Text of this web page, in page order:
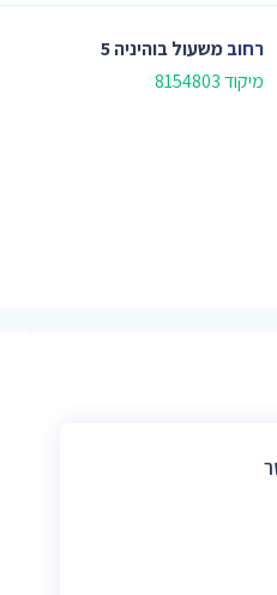
רחובמשעול בוהיניה 5
מיקוד 8154803